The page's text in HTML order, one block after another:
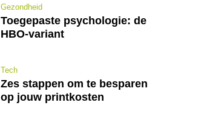
Gezondheid
Toegepaste psychologie: de
HBO-variant
Tech
Zes stappen om te besparen
op jouw printkosten